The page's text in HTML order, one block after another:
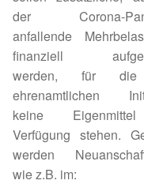
in ländlichen
und Flächensparen
Programme
der Corona-
anfallende
finanziell
werden, für
ehrenamtlichen
keine
Verfügung stehen.
werden
wie z.B. im: